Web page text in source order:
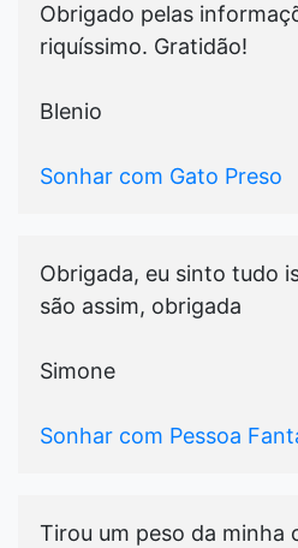
Obrigado pelas
riquíssimo. Gratidão!
Blenio
Sonhar com Gato Preso
Obrigada, eu sinto tudo
são assim, obrigada
Simone
Sonhar com Pessoa
Tirou um peso da minha